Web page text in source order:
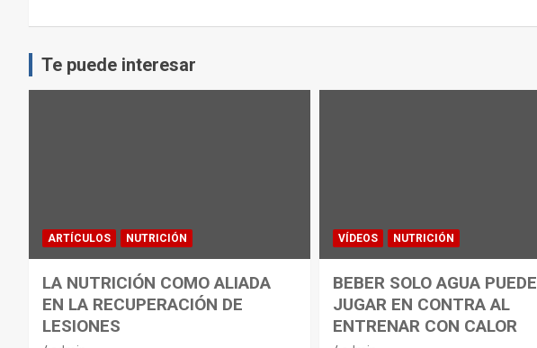
Te puede interesar
ARTÍCULOS NUTRICIÓN
LA NUTRICIÓN COMO ALIADA
EN LA RECUPERACIÓN DE
LESIONES
VÍDEOS NUTRICIÓN
BEBER SOLO AGUA PUEDE
JUGAR EN CONTRA AL
ENTRENAR CON CALOR